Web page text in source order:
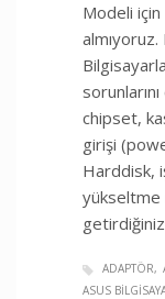
Modeli
almıyoruz.
chipset,
girişi
Harddisk,
yükseltme
ADAPTÖR
ASUS